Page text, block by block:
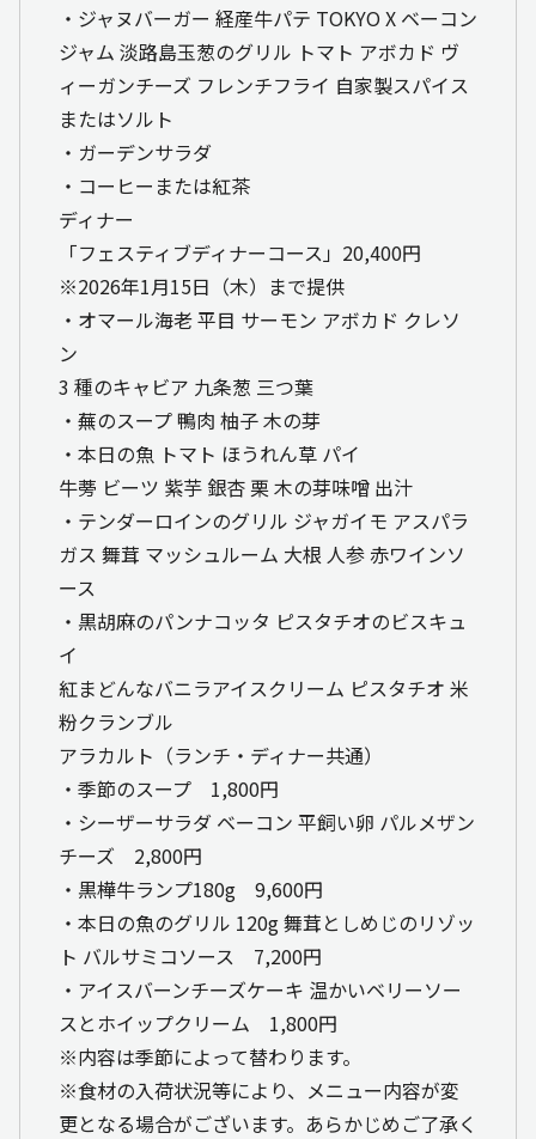
・ジャヌバーガー 経産牛パテ TOKYO X ベーコン
ジャム 淡路島玉葱のグリル トマト アボカド ヴ
ィーガンチーズ フレンチフライ 自家製スパイス
またはソルト
・ガーデンサラダ
・コーヒーまたは紅茶
ディナー
「フェスティブディナーコース」20,400円
※2026年1月15日（木）まで提供
・オマール海老 平目 サーモン アボカド クレソ
ン
3 種のキャビア 九条葱 三つ葉
・蕪のスープ 鴨肉 柚子 木の芽
・本日の魚 トマト ほうれん草 パイ
牛蒡 ビーツ 紫芋 銀杏 栗 木の芽味噌 出汁
・テンダーロインのグリル ジャガイモ アスパラ
ガス 舞茸 マッシュルーム 大根 人参 赤ワインソ
ース
・黒胡麻のパンナコッタ ピスタチオのビスキュ
イ
紅まどんなバニラアイスクリーム ピスタチオ 米
粉クランブル
アラカルト（ランチ・ディナー共通）
・季節のスープ 1,800円
・シーザーサラダ ベーコン 平飼い卵 パルメザン
チーズ 2,800円
・黒樺牛ランプ180g 9,600円
・本日の魚のグリル 120g 舞茸としめじのリゾッ
ト バルサミコソース 7,200円
・アイスバーンチーズケーキ 温かいベリーソー
スとホイップクリーム 1,800円
※内容は季節によって替わります。
※食材の入荷状況等により、メニュー内容が変
更となる場合がございます。あらかじめご了承く